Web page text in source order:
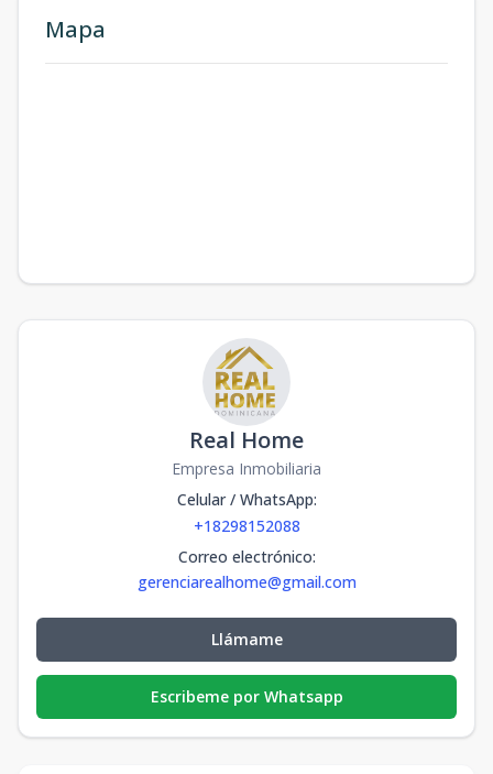
Mapa
Real Home
Empresa Inmobiliaria
Celular / WhatsApp:
+18298152088
Correo electrónico:
gerenciarealhome@gmail.com
Llámame
Escribeme por Whatsapp